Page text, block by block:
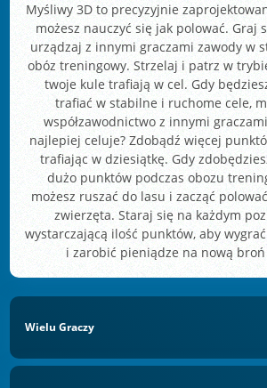
Myśliwy 3D to precyzyjnie
możesz nauczyć się jak polować. Graj
urządzaj z innymi graczami zawody w
obóz treningowy. Strzelaj i patrz w
twoje kule trafiają w cel. Gdy
trafiać w stabilne i ruchome cele,
współzawodnictwo z innymi
najlepiej celuje? Zdobądź więcej
trafiając w dziesiątkę. Gdy
dużo punktów podczas obozu
możesz ruszać do lasu i zacząć
zwierzęta. Staraj się na każdym
wystarczającą ilość punktów, aby
i zarobić pieniądze na nową
Wielu Graczy